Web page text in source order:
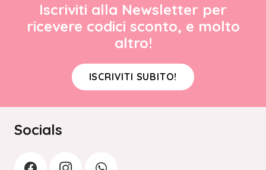
Iscriviti alla Newsletter per
ricevere codici sconto, e molto
altro!
ISCRIVITI SUBITO!
Socials